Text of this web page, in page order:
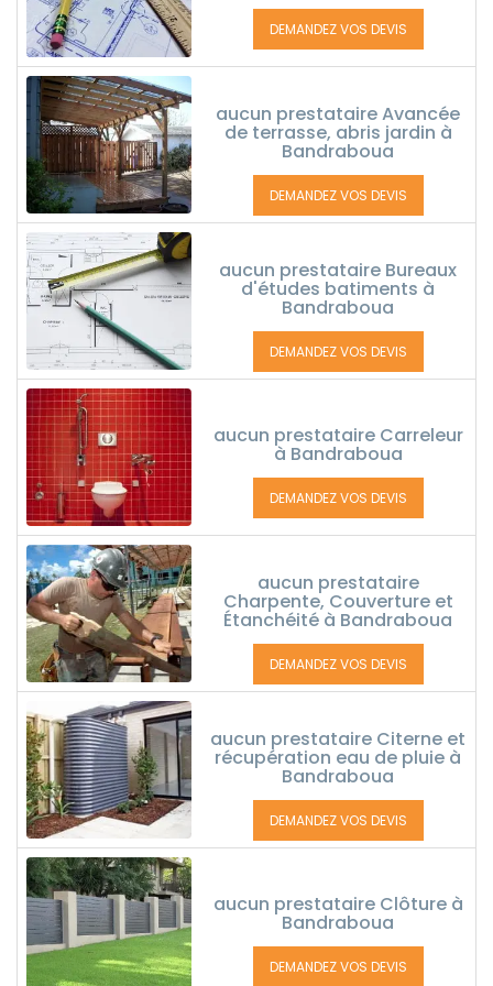
DEMANDEZ VOS DEVIS
aucun prestataire Avancée
de terrasse, abris jardin à
Bandraboua
DEMANDEZ VOS DEVIS
aucun prestataire Bureaux
d'études batiments à
Bandraboua
DEMANDEZ VOS DEVIS
aucun prestataire Carreleur
à Bandraboua
DEMANDEZ VOS DEVIS
aucun prestataire
Charpente, Couverture et
Étanchéité à Bandraboua
DEMANDEZ VOS DEVIS
aucun prestataire Citerne et
récupération eau de pluie à
Bandraboua
DEMANDEZ VOS DEVIS
aucun prestataire Clôture à
Bandraboua
DEMANDEZ VOS DEVIS